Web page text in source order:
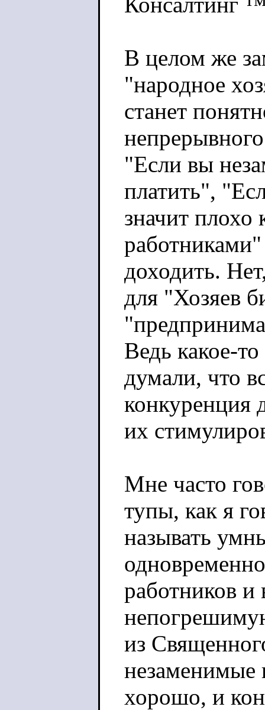
В целом же
"народное
станет
"Если вы
платить",
значит плохо
доходить.
для "Хозяев
Ведь какое-
думали, что
конкуренция
их
Мне часто
тупы, как я
называть
работников
из
незаменимые
хорошо, и